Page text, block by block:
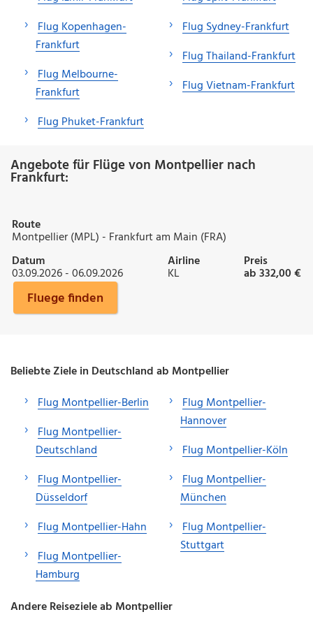
Flug Kopenhagen-
Frankfurt
Flug Melbourne-
Frankfurt
Flug Phuket-Frankfurt
Flug Sydney-Frankfurt
Flug Thailand-Frankfurt
Flug Vietnam-Frankfurt
Angebote für Flüge von Montpellier nach
Frankfurt:
Route
Montpellier (MPL) - Frankfurt am Main (FRA)
Datum
03.09.2026 - 06.09.2026
Airline
KL
Preis
ab 332,00 €
Fluege finden
Beliebte Ziele in Deutschland ab Montpellier
Flug Montpellier-Berlin
Flug Montpellier-
Deutschland
Flug Montpellier-
Düsseldorf
Flug Montpellier-Hahn
Flug Montpellier-
Hamburg
Flug Montpellier-
Hannover
Flug Montpellier-Köln
Flug Montpellier-
München
Flug Montpellier-
Stuttgart
Andere Reiseziele ab Montpellier